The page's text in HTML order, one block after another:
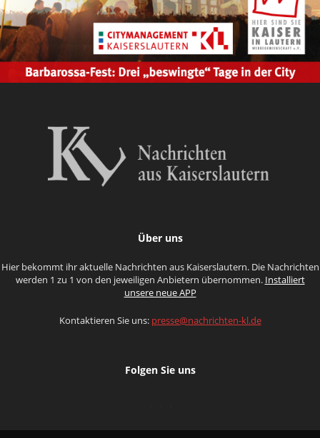
Über uns
Hier bekommt ihr aktuelle Nachrichten aus Kaiserslautern. Die Nachrichten
werden 1 zu 1 von den jeweiligen Anbietern übernommen. Installiert
unsere neue APP
Kontaktieren Sie uns: presse@nachrichten-kl.de
Folgen Sie uns